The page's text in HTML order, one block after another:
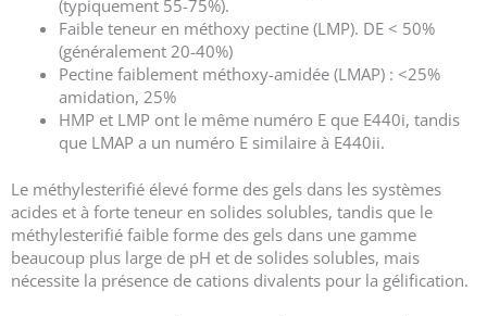
(typiquement 55-75%).
Faible teneur en méthoxy pectine (LMP). DE < 50%
(généralement 20-40%)
Pectine faiblement méthoxy-amidée (LMAP) : <25%
amidation, 25%
HMP et LMP ont le même numéro E que E440i, tandis
que LMAP a un numéro E similaire à E440ii.
Le méthylesterifié élevé forme des gels dans les systèmes
acides et à forte teneur en solides solubles, tandis que le
méthylesterifié faible forme des gels dans une gamme
beaucoup plus large de pH et de solides solubles, mais
nécessite la présence de cations divalents pour la gélification.